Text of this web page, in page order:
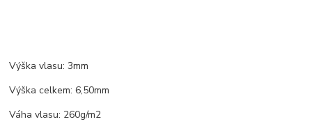
Výška vlasu: 3mm
Výška celkem: 6,50mm
Váha vlasu: 260g/m2